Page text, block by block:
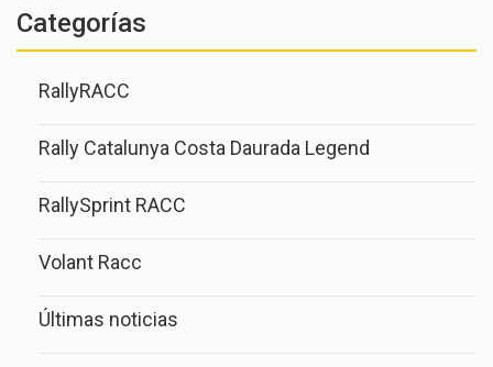
Categorías
RallyRACC
Rally Catalunya Costa Daurada Legend
RallySprint RACC
Volant Racc
Últimas noticias